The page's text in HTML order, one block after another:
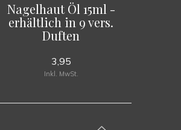
Nagelhaut Öl 15ml -
erhältlich in 9 vers.
Duften
3,95
Inkl. MwSt.